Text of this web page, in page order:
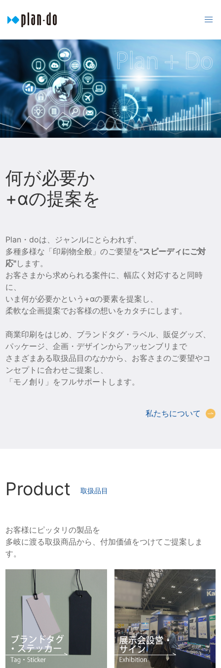
何が必要か
+αの提案を
Plan・doは、ジャンルにとらわれず、
多種多様な「印刷物全般」のご要望を"スピーディにご対
応"します。
お客さまから求められる案件に、幅広く対応すると同時
に、
いま何が必要かという+αの要素を提案し、
柔軟な企画提案でお客様の想いをカタチにします。
商業印刷をはじめ、ブランドタグ・ラベル、販促グッズ、
パッケージ、企画・デザインからアッセンブリまで
さまざまある取扱品目のなかから、お客さまのご要望やコ
ンセプトに合わせご提案し、
「モノ創り」をフルサポートします。
私たちについて
Product 取扱品目
お客様にピッタリの製品を
多岐に渡る取扱商品から、付加価値をつけてご提案しま
す。